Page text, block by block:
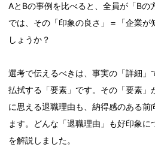
AとBの事例を比べると、全員が「Bの
では、その「印象の良さ」＝「企業
しょうか？
選考で伝えるべきは、事実の「詳細」
払拭する「要素」です。その「要素」
に思える退職理由も、納得感のある前
ます。どんな「退職理由」も好印象に
を解説しました。